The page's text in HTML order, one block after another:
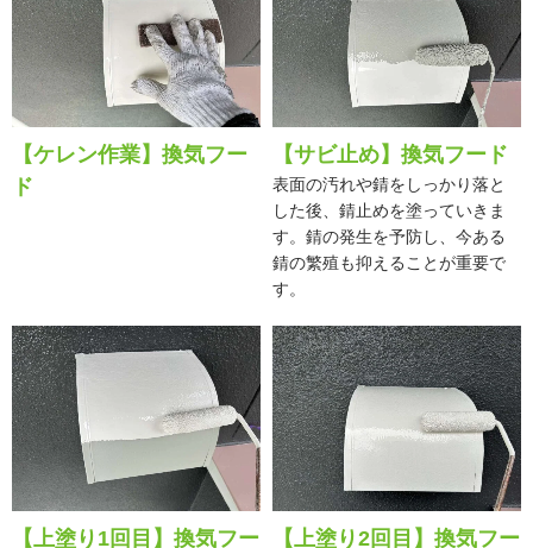
【ケレン作業】換気フー
ド
【サビ止め】換気フード
表面の汚れや錆をしっかり落と
した後、錆止めを塗っていきま
す。錆の発生を予防し、今ある
錆の繁殖も抑えることが重要で
す。
【上塗り1回目】換気フー
【上塗り2回目】換気フー